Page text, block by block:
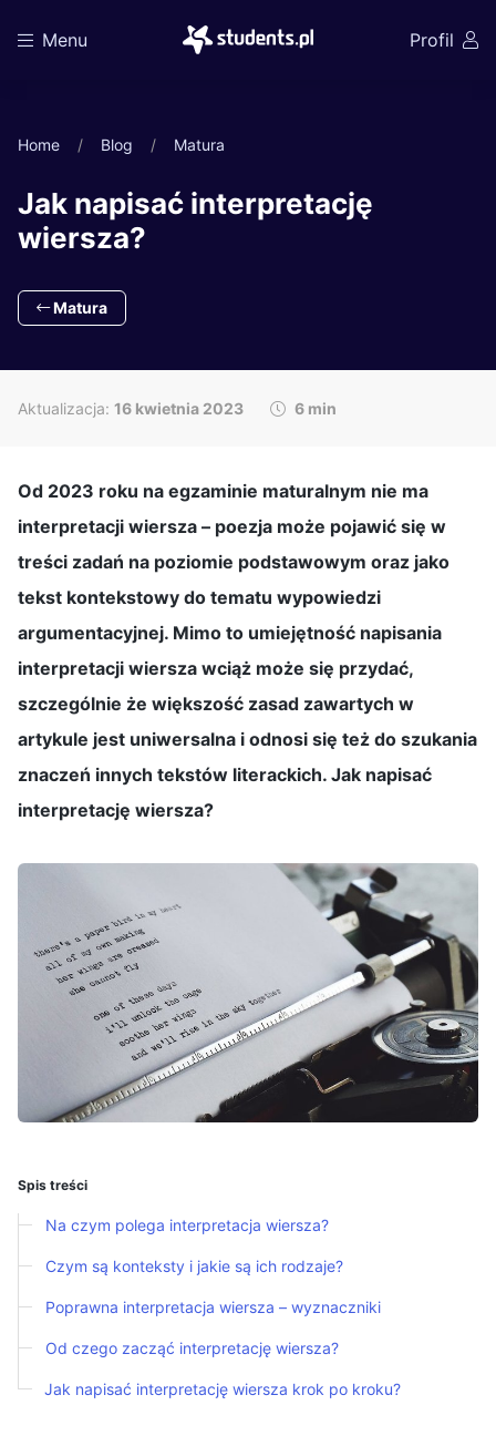
Menu Profil
Home Blog Matura
Jak napisać interpretację
wiersza?
Matura
Aktualizacja: 16 kwietnia 2023 6 min
Od 2023 roku na egzaminie maturalnym nie ma
interpretacji wiersza – poezja może pojawić się w
treści zadań na poziomie podstawowym oraz jako
tekst kontekstowy do tematu wypowiedzi
argumentacyjnej. Mimo to umiejętność napisania
interpretacji wiersza wciąż może się przydać,
szczególnie że większość zasad zawartych w
artykule jest uniwersalna i odnosi się też do szukania
znaczeń innych tekstów literackich. Jak napisać
interpretację wiersza?
Spis treści
Na czym polega interpretacja wiersza?
Czym są konteksty i jakie są ich rodzaje?
Poprawna interpretacja wiersza – wyznaczniki
Od czego zacząć interpretację wiersza?
Jak napisać interpretację wiersza krok po kroku?